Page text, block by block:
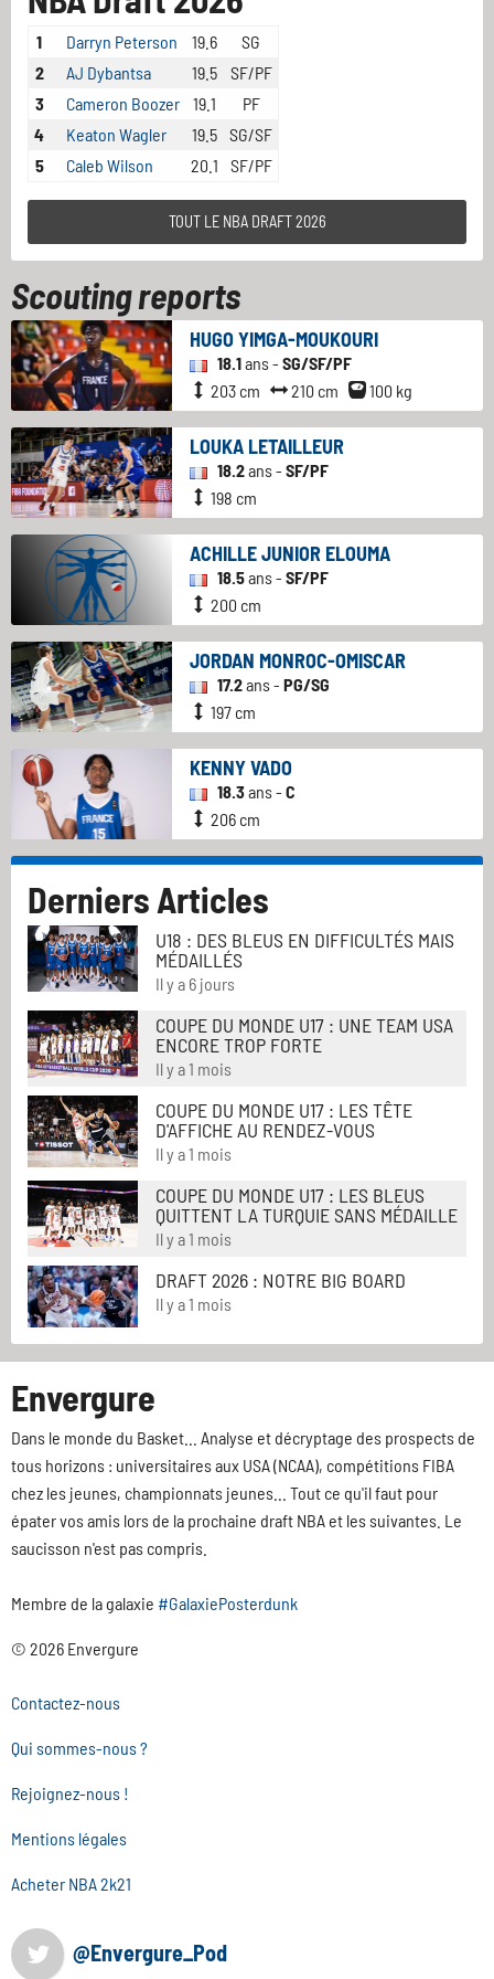
1 Darryn Peterson 19.6
SG
2
AJ Dybantsa 19.5
SF/PF
3
Cameron Boozer 19.1
PF
4
Keaton Wagler 19.5 SG/SF
5
Caleb Wilson 20.1 SF/PF
TOUT LE NBA DRAFT 2026
Scouting reports
HUGO YIMGA-MOUKOURI
18.1ans - SG/SF/PF
203 cm
210 cm 100 kg
LOUKA LETAILLEUR
18.2ans - SF/PF
198 cm
ACHILLE JUNIOR ELOUMA
18.5ans - SF/PF
200 cm
JORDAN MONROC-OMISCAR
17.2ans - PG/SG
197 cm
KENNY VADO
18.3ans - C
206 cm
Derniers Articles
U18 : DES BLEUS EN DIFFICULTÉS MAIS
MÉDAILLÉS
Il y a 6 jours
COUPE DU MONDE U17 : UNE TEAM USA
ENCORE TROP FORTE
Il y a 1 mois
COUPE DU MONDE U17 : LES TÊTE
D'AFFICHE AU RENDEZ-VOUS
Il y a 1 mois
COUPE DU MONDE U17 : LES BLEUS
QUITTENT LA TURQUIE SANS MÉDAILLE
Il y a 1 mois
DRAFT 2026 : NOTRE BIG BOARD
Il y a 1 mois
Envergure
Dans le monde du Basket... Analyse et décryptage des prospects de
tous horizons : universitaires aux USA (NCAA), compétitions FIBA
chez les jeunes, championnats jeunes... Tout ce qu'il faut pour
épater vos amis lors de la prochaine draft NBA et les suivantes. Le
saucisson n'est pas compris.
Membre de la galaxie #GalaxiePosterdunk
© 2026 Envergure
Contactez-nous
Qui sommes-nous ?
Rejoignez-nous !
Mentions légales
Acheter NBA 2k21
@Envergure_Pod